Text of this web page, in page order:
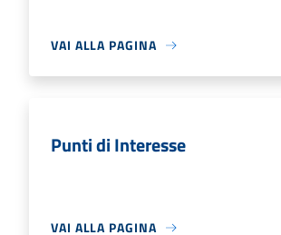
VAI ALLA PAGINA
Punti di Interesse
VAI ALLA PAGINA